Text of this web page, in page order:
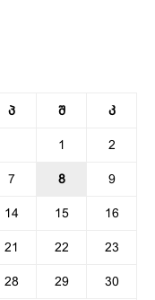
პ შ კ
1 2
7 8 9
14 15 16
21 22 23
28 29 30